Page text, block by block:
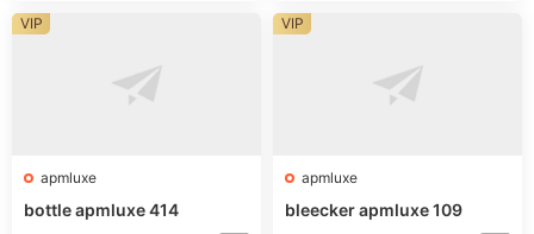
apmluxe
bottle apmluxe 414
VIP
apmluxe
bleecker apmluxe 109
VIP